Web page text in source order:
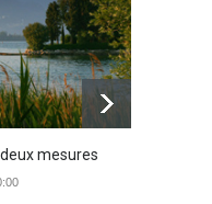
mesures